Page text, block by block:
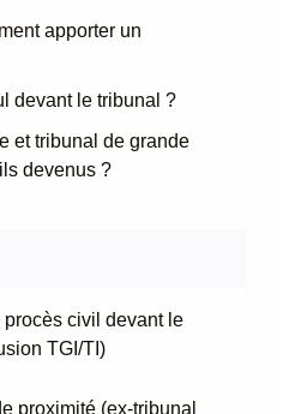
apporter un
devant le tribunal ?
et tribunal de grande
devenus ?
civil devant le
TGI/TI)
proximité (ex-tribunal